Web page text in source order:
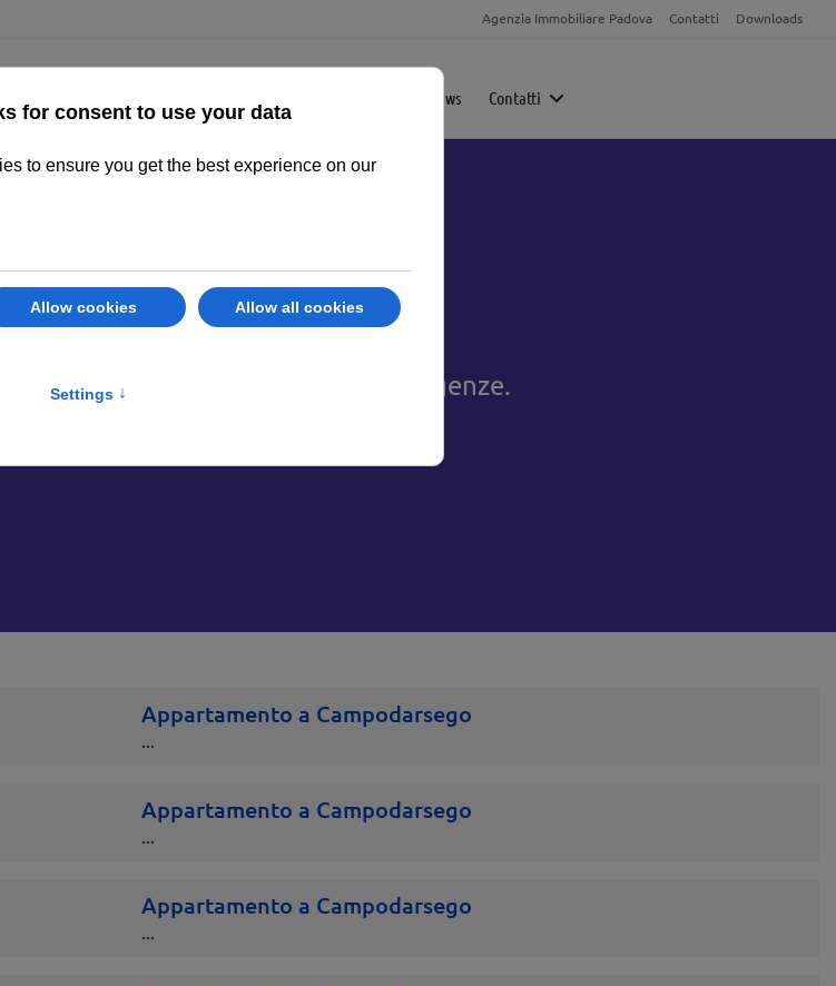
Agenzia Immobiliare Padova Contatti Downloads
News Contatti
l'immobile più adatto alle tue esigenze.
Appartamento a Campodarsego
...
Appartamento a Campodarsego
...
Appartamento a Campodarsego
...